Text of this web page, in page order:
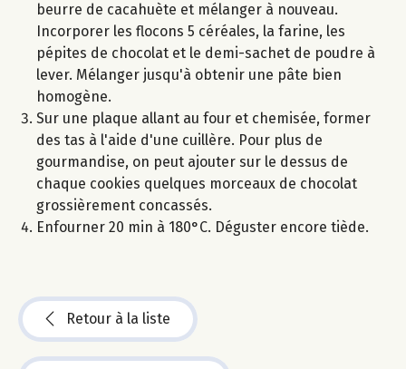
beurre de cacahuète et mélanger à nouveau.
Incorporer les flocons 5 céréales, la farine, les
pépites de chocolat et le demi-sachet de poudre à
lever. Mélanger jusqu'à obtenir une pâte bien
homogène.
Sur une plaque allant au four et chemisée, former
des tas à l'aide d'une cuillère. Pour plus de
gourmandise, on peut ajouter sur le dessus de
chaque cookies quelques morceaux de chocolat
grossièrement concassés.
Enfourner 20 min à 180°C. Déguster encore tiède.
Retour à la liste